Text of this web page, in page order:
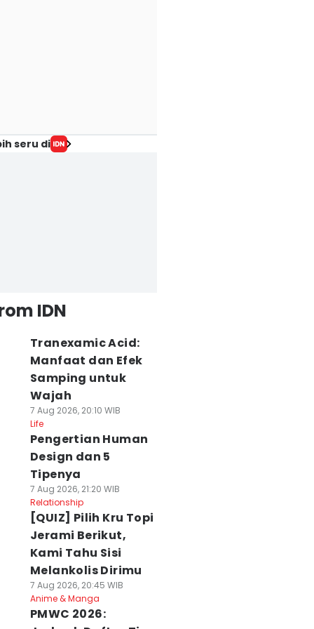
seru di
IDN
Tranexamic Acid:
Manfaat dan Efek
Samping untuk
Wajah
7 Aug 2026, 20:10 WIB
Life
Pengertian Human
Design dan 5
Tipenya
7 Aug 2026, 21:20 WIB
Relationship
[QUIZ] Pilih Kru Topi
Jerami Berikut,
Kami Tahu Sisi
Melankolis Dirimu
7 Aug 2026, 20:45 WIB
Anime & Manga
PMWC 2026: